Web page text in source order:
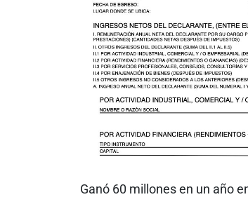
Ganó 60 millones en un año